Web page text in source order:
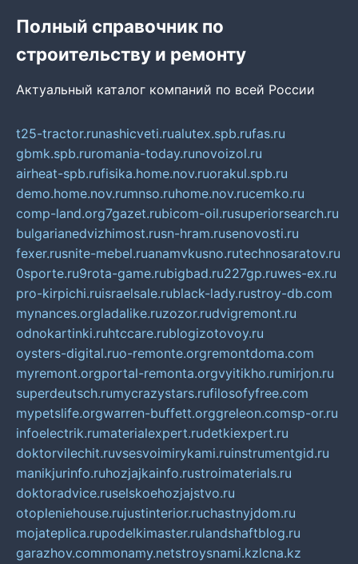
Полный справочник по
строительству и ремонту
Актуальный каталог компаний по всей России
t25-tractor.runashicveti.rualutex.spb.rufas.ru
gbmk.spb.ruromania-today.runovoizol.ru
airheat-spb.rufisika.home.nov.ruorakul.spb.ru
demo.home.nov.rumnso.ruhome.nov.rucemko.ru
comp-land.org7gazet.rubicom-oil.rusuperiorsearch.ru
bulgarianedvizhimost.rusn-hram.rusenovosti.ru
fexer.rusnite-mebel.ruanamvkusno.rutechnosaratov.ru
0sporte.ru9rota-game.rubigbad.ru227gp.ruwes-ex.ru
pro-kirpichi.ruisraelsale.rublack-lady.rustroy-db.com
mynances.orgladalike.ruzozor.rudvigremont.ru
odnokartinki.ruhtccare.rublogizotovoy.ru
oysters-digital.ruo-remonte.orgremontdoma.com
myremont.orgportal-remonta.orgvyitikho.rumirjon.ru
superdeutsch.rumycrazystars.rufilosofyfree.com
mypetslife.orgwarren-buffett.orggreleon.comsp-or.ru
infoelectrik.rumaterialexpert.rudetkiexpert.ru
doktorvilechit.ruvsesvoimirykami.ruinstrumentgid.ru
manikjurinfo.ruhozjajkainfo.rustroimaterials.ru
doktoradvice.ruselskoehozjajstvo.ru
otopleniehouse.rujustinterior.ruchastnyjdom.ru
mojateplica.rupodelkimaster.rulandshaftblog.ru
garazhov.commonamy.netstroysnami.kzlcna.kz